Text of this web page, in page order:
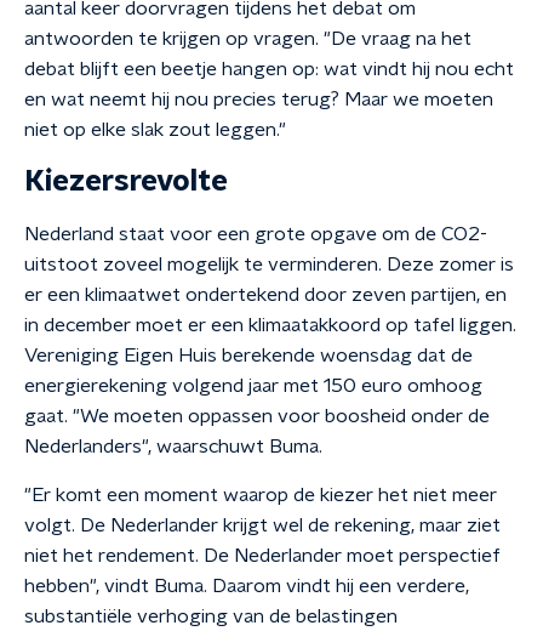
aantal keer doorvragen tijdens het debat om
antwoorden te krijgen op vragen. "De vraag na het
debat blijft een beetje hangen op: wat vindt hij nou echt
en wat neemt hij nou precies terug? Maar we moeten
niet op elke slak zout leggen."
Kiezersrevolte
Nederland staat voor een grote opgave om de CO2-
uitstoot zoveel mogelijk te verminderen. Deze zomer is
er een klimaatwet ondertekend door zeven partijen, en
in december moet er een klimaatakkoord op tafel liggen.
Vereniging Eigen Huis berekende woensdag dat de
energierekening volgend jaar met 150 euro omhoog
gaat. "We moeten oppassen voor boosheid onder de
Nederlanders", waarschuwt Buma.
"Er komt een moment waarop de kiezer het niet meer
volgt. De Nederlander krijgt wel de rekening, maar ziet
niet het rendement. De Nederlander moet perspectief
hebben", vindt Buma. Daarom vindt hij een verdere,
substantiële verhoging van de belastingen